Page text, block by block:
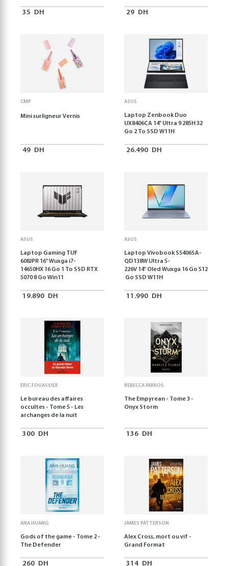
35 DH 29 DH
CMP
Mini surligneur Vernis
49 DH
ASUS
Laptop Zenbook Duo
UX8406CA 14'' Ultra 9 285H 32
Go 2 To SSD W11H
26.490 DH
ASUS
Laptop Gaming TUF
608JPR 16'' Wuxga i7-
14650HX 16 Go 1 To SSD RTX
5070 8 Go Win11
19.890 DH
ASUS
Laptop Vivobook S5406SA-
QD138W Ultra 5-
226V 14" Oled Wuxga 16 Go 512
Go SSD W11H
11.990 DH
ERIC FOUASSIER
Le bureau des affaires
occultes - Tome 5 - Les
archanges de la nuit
300 DH
REBECCA YARROS
The Empyrean - Tome 3 -
Onyx Storm
136 DH
ANA HUANG
Gods of the game - Tome 2 -
The Defender
260 DH
JAMES PATTERSON
Alex Cross, mort ou vif -
Grand Format
314 DH